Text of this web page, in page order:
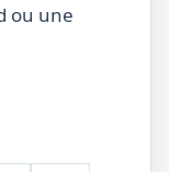
ou une